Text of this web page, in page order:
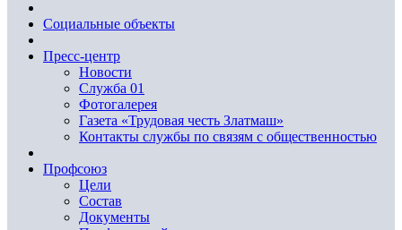
Социальные объекты
Пресс-центр
Новости
Служба 01
Фотогалерея
Газета «Трудовая честь Златмаш»
Контакты службы по связям с общественностью
Профсоюз
Цели
Состав
Документы